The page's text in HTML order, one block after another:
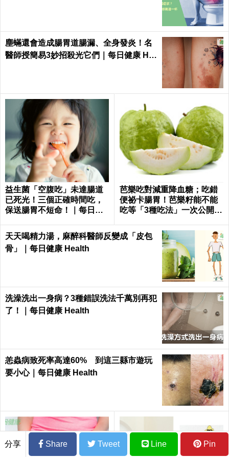
塵蟎還會造成腸胃道腸漏、全身發炎！名
醫師授簡易3妙招殺光它們｜每日健康 He
益生菌「空腹吃」未達腸道
已死光！三個正確時間吃，
保送腸胃不短命！｜每日健
芭樂吃對減重降血糖；吃錯
便祕卡腸胃！芭樂籽能不能
吃等「3種吃法」一次公開｜
天天喝精力湯，麻醉科醫師反變成「皮包
骨」｜每日健康 Health
洗澡洗出一身病？3種錯誤洗法千萬別再犯
了！｜每日健康 Health
恙蟲病致死率高達60% 到這三縣市遊玩
要小心｜每日健康 Health
分享 Share Tweet Line Pin